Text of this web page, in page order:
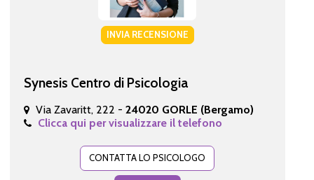
INVIA RECENSIONE
Synesis Centro di Psicologia
Via Zavaritt, 222 - 24020 GORLE (Bergamo)
Clicca qui per visualizzare il telefono
CONTATTA LO PSICOLOGO